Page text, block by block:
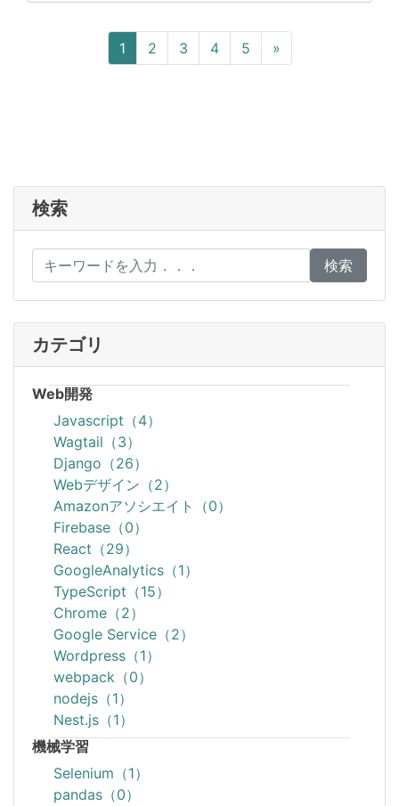
1 2 3 4 5 »Next
検索
検索
カテゴリ
Web開発
Javascript（4）
Wagtail（3）
Django（26）
Webデザイン（2）
Amazonアソシエイト（0）
Firebase（0）
React（29）
GoogleAnalytics（1）
TypeScript（15）
Chrome（2）
Google Service（2）
Wordpress（1）
webpack（0）
nodejs（1）
Nest.js（1）
機械学習
Selenium（1）
pandas（0）